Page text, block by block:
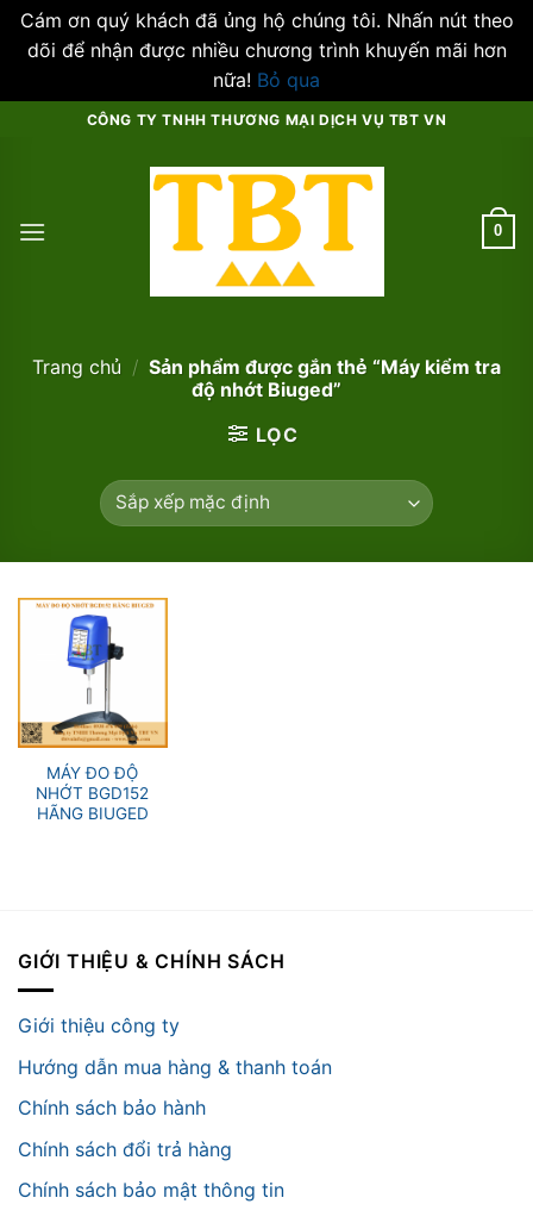
Cám ơn quý khách đã ủng hộ chúng tôi. Nhấn nút theo
dõi để nhận được nhiều chương trình khuyến mãi hơn
nữa! Bỏ qua
CÔNG TY TNHH THƯƠNG MẠI DỊCH VỤ TBT VN
0
Trang chủ / Sản phẩm được gắn thẻ “Máy kiểm tra
độ nhớt Biuged”
LỌC
MÁY ĐO ĐỘ
NHỚT BGD152
HÃNG BIUGED
GIỚI THIỆU & CHÍNH SÁCH
Giới thiệu công ty
Hướng dẫn mua hàng & thanh toán
Chính sách bảo hành
Chính sách đổi trả hàng
Chính sách bảo mật thông tin